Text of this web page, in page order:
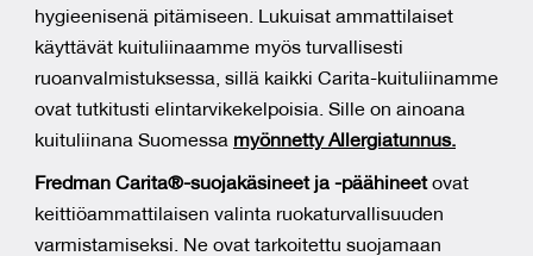
hygieenisenä pitämiseen. Lukuisat ammattilaiset
käyttävät kuituliinaamme myös turvallisesti
ruoanvalmistuksessa, sillä kaikki Carita-kuituliinamme
ovat tutkitusti elintarvikekelpoisia. Sille on ainoana
kuituliinana Suomessa myönnetty Allergiatunnus.
Fredman Carita®-suojakäsineet ja -päähineetovat
keittiöammattilaisen valinta ruokaturvallisuuden
varmistamiseksi. Ne ovat tarkoitettu suojamaan